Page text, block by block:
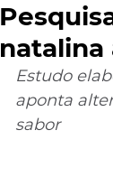
natalina
Estudo
aponta
sabor